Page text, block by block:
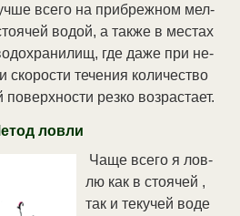
все­го на при­бреж­ном мел­
во­дой, а так­же в мес­тах
где да­же при не­
ско­ро­сти те­че­ния ко­ли­че­ст­во
рез­ко воз­рас­та­ет.
ловли
Ча­ще все­го я лов­
лю как в стоя­чей ,
так и те­ку­чей во­де